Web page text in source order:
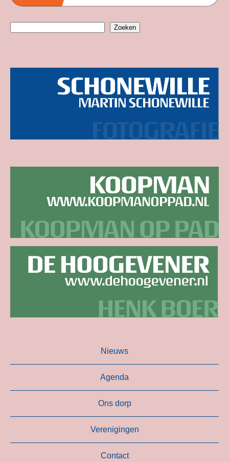
Zoeken
Nieuws
Agenda
Ons dorp
Verenigingen
Contact